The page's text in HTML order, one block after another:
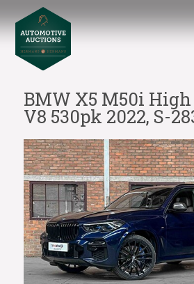
BMW X5 M50i
V8 530pk 2022, S-